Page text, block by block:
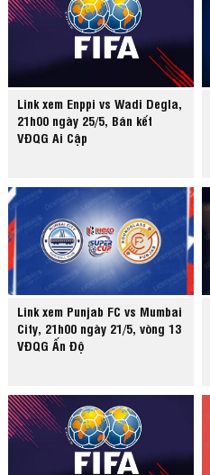
Link xem Enppi vs Wadi Degla,
21h00 ngày 25/5, Bán kết
VĐQG Ai Cập
Link xem Punjab FC vs Mumbai
City, 21h00 ngày 21/5, vòng 13
VĐQG Ấn Độ